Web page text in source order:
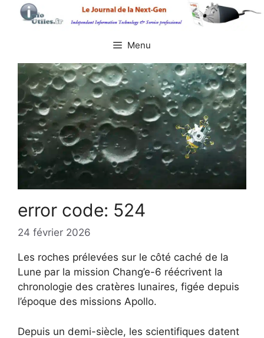
Aller
Menu
error code: 524
24 février 2026
Les roches prélevées sur le côté caché de la
Lune par la mission Chang’e-6 réécrivent la
chronologie des cratères lunaires, figée depuis
l’époque des missions Apollo.
Depuis un demi-siècle, les scientifiques datent